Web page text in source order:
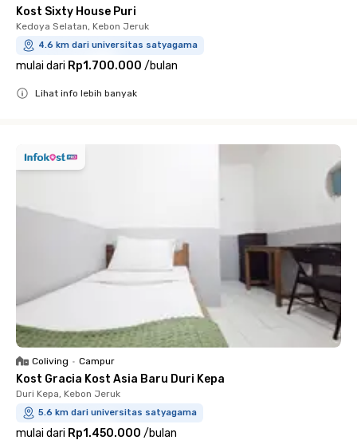
Kost Sixty House Puri
Kedoya Selatan, Kebon Jeruk
4.6 km dari universitas satyagama
mulai dari Rp1.700.000 /bulan
Lihat info lebih banyak
Coliving • Campur
Kost Gracia Kost Asia Baru Duri Kepa
Duri Kepa, Kebon Jeruk
5.6 km dari universitas satyagama
mulai dari Rp1.450.000 /bulan